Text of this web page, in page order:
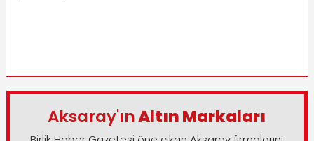
Aksaray'ınAltın Markaları